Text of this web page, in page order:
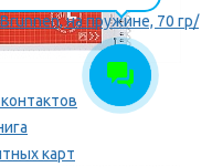
на пружине, 70 гр/
карт